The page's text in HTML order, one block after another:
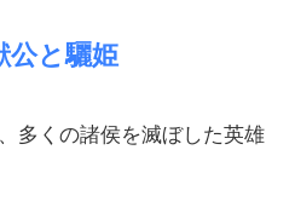
公と驪姫
多くの諸侯を滅ぼした英雄